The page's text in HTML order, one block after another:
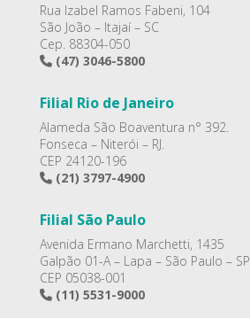
Rua Izabel Ramos Fabeni, 104
São João – Itajaí – SC
Cep. 88304-050
(47) 3046-5800
Filial Rio de Janeiro
Alameda São Boaventura n° 392.
Fonseca – Niterói – RJ.
CEP 24120-196
(21) 3797-4900
Filial São Paulo
Avenida Ermano Marchetti, 1435
Galpão 01-A – Lapa – São Paulo – SP
CEP 05038-001
(11) 5531-9000